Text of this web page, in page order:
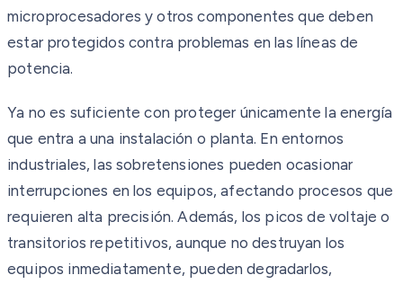
microprocesadores y otros componentes que deben
estar protegidos contra problemas en las líneas de
potencia.
Ya no es suficiente con proteger únicamente la energía
que entra a una instalación o planta. En entornos
industriales, las sobretensiones pueden ocasionar
interrupciones en los equipos, afectando procesos que
requieren alta precisión. Además, los picos de voltaje o
transitorios repetitivos, aunque no destruyan los
equipos inmediatamente, pueden degradarlos,